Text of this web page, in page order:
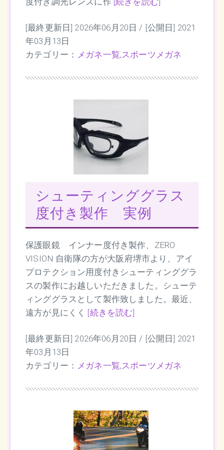
[最終更新日] 2026年06月20日 / [公開日] 2021
年03月13日
カテゴリー： メガネ一覧,スポーツメガネ
シューティンググラス
度付き製作 実例
保護眼鏡 インナー度付き製作、ZERO
VISION 自衛隊の方が大阪府堺市より、アイ
プロテクション用度付きシューティンググラ
スの製作にお越しいただきました。シューテ
ィンググラスとして製作致しました。最近、
遠方が見にくく [続きを読む]
[最終更新日] 2026年06月20日 / [公開日] 2021
年03月13日
カテゴリー： メガネ一覧,スポーツメガネ